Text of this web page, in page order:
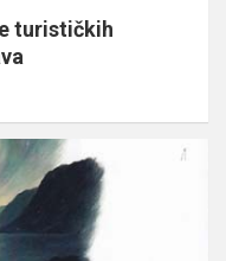
turističkih